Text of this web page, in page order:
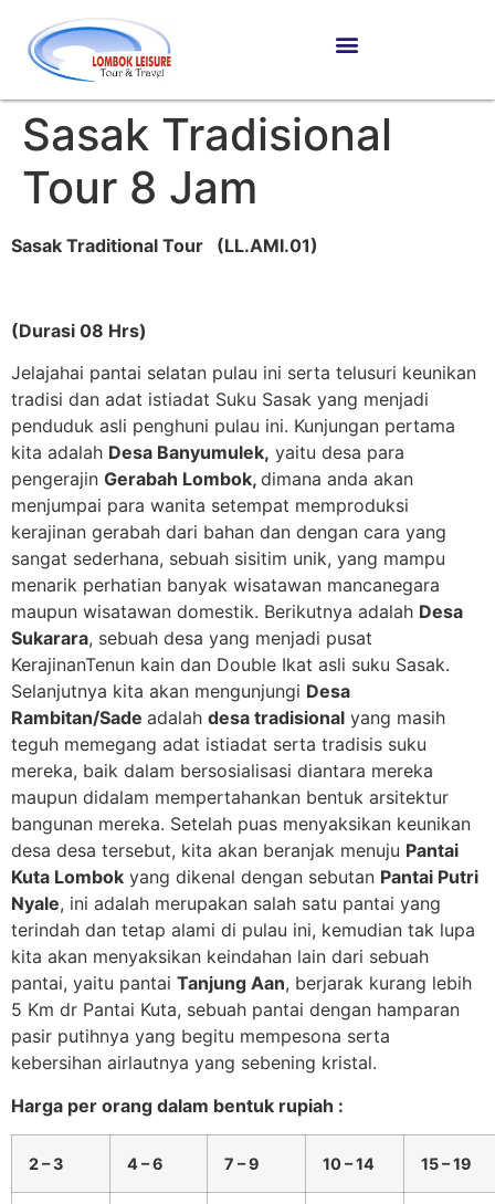
Sasak Tradisional
Tour 8 Jam
Sasak Traditional Tour (LL.AMI.01)
(Durasi 08 Hrs)
Jelajahai pantai selatan pulau ini serta telusuri keunikan
tradisi dan adat istiadat Suku Sasak yang menjadi
penduduk asli penghuni pulau ini. Kunjungan pertama
kita adalah Desa Banyumulek, yaitu desa para
pengerajin Gerabah Lombok, dimana anda akan
menjumpai para wanita setempat memproduksi
kerajinan gerabah dari bahan dan dengan cara yang
sangat sederhana, sebuah sisitim unik, yang mampu
menarik perhatian banyak wisatawan mancanegara
maupun wisatawan domestik. Berikutnya adalah Desa
Sukarara, sebuah desa yang menjadi pusat
KerajinanTenun kain dan Double Ikat asli suku Sasak.
Selanjutnya kita akan mengunjungi Desa
Rambitan/Sade adalah desa tradisional yang masih
teguh memegang adat istiadat serta tradisis suku
mereka, baik dalam bersosialisasi diantara mereka
maupun didalam mempertahankan bentuk arsitektur
bangunan mereka. Setelah puas menyaksikan keunikan
desa desa tersebut, kita akan beranjak menuju Pantai
Kuta Lombok yang dikenal dengan sebutan Pantai Putri
Nyale, ini adalah merupakan salah satu pantai yang
terindah dan tetap alami di pulau ini, kemudian tak lupa
kita akan menyaksikan keindahan lain dari sebuah
pantai, yaitu pantai Tanjung Aan, berjarak kurang lebih
5 Km dr Pantai Kuta, sebuah pantai dengan hamparan
pasir putihnya yang begitu mempesona serta
kebersihan airlautnya yang sebening kristal.
Harga per orang dalam bentuk rupiah :
2 – 3 4 – 6 7 – 9 10 – 14 15 – 19